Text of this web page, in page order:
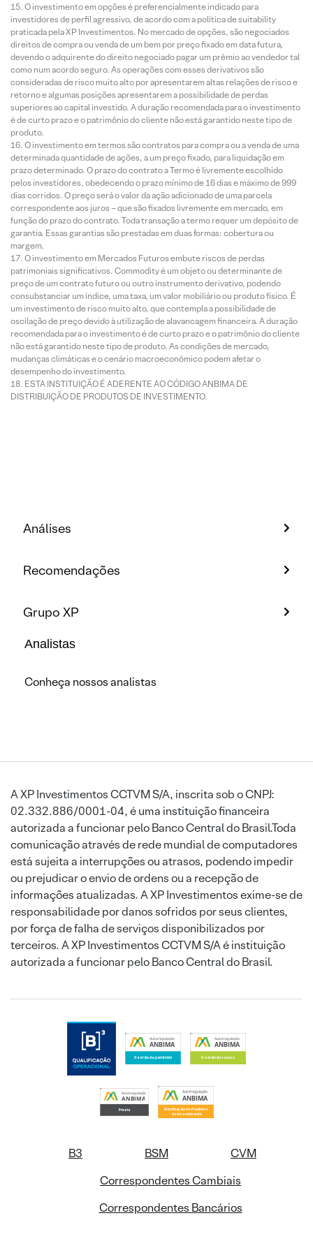
O investimento em opções é preferencialmente indicado para
investidores de perfil agressivo, de acordo com a política de suitability
praticada pela XP Investimentos. No mercado de opções, são negociados
direitos de compra ou venda de um bem por preço fixado em data futura,
devendo o adquirente do direito negociado pagar um prêmio ao vendedor tal
como num acordo seguro. As operações com esses derivativos são
consideradas de risco muito alto por apresentarem altas relações de risco e
retorno e algumas posições apresentarem a possibilidade de perdas
superiores ao capital investido. A duração recomendada para o investimento
é de curto prazo e o patrimônio do cliente não está garantido neste tipo de
produto.
O investimento em termos são contratos para compra ou a venda de uma
determinada quantidade de ações, a um preço fixado, para liquidação em
prazo determinado. O prazo do contrato a Termo é livremente escolhido
pelos investidores, obedecendo o prazo mínimo de 16 dias e máximo de 999
dias corridos. O preço será o valor da ação adicionado de uma parcela
correspondente aos juros – que são fixados livremente em mercado, em
função do prazo do contrato. Toda transação a termo requer um depósito de
garantia. Essas garantias são prestadas em duas formas: cobertura ou
margem.
O investimento em Mercados Futuros embute riscos de perdas
patrimoniais significativos. Commodity é um objeto ou determinante de
preço de um contrato futuro ou outro instrumento derivativo, podendo
consubstanciar um índice, uma taxa, um valor mobiliário ou produto físico. É
um investimento de risco muito alto, que contempla a possibilidade de
oscilação de preço devido à utilização de alavancagem financeira. A duração
recomendada para o investimento é de curto prazo e o patrimônio do cliente
não está garantido neste tipo de produto. As condições de mercado,
mudanças climáticas e o cenário macroeconômico podem afetar o
desempenho do investimento.
ESTA INSTITUIÇÃO É ADERENTE AO CÓDIGO ANBIMA DE
DISTRIBUIÇÃO DE PRODUTOS DE INVESTIMENTO.
Análises
Recomendações
Grupo XP
Analistas
Conheça nossos analistas
A XP Investimentos CCTVM S/A, inscrita sob o CNPJ:
02.332.886/0001-04, é uma instituição financeira
autorizada a funcionar pelo Banco Central do Brasil.Toda
comunicação através de rede mundial de computadores
está sujeita a interrupções ou atrasos, podendo impedir
ou prejudicar o envio de ordens ou a recepção de
informações atualizadas. A XP Investimentos exime-se de
responsabilidade por danos sofridos por seus clientes,
por força de falha de serviços disponibilizados por
terceiros. A XP Investimentos CCTVM S/A é instituição
autorizada a funcionar pelo Banco Central do Brasil.
B3 BSM
CVM
Correspondentes Cambiais
Correspondentes Bancários